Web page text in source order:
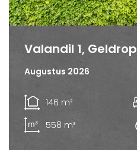
Valandil 1, Geldrop
Augustus 2026
146 m²
558 m³